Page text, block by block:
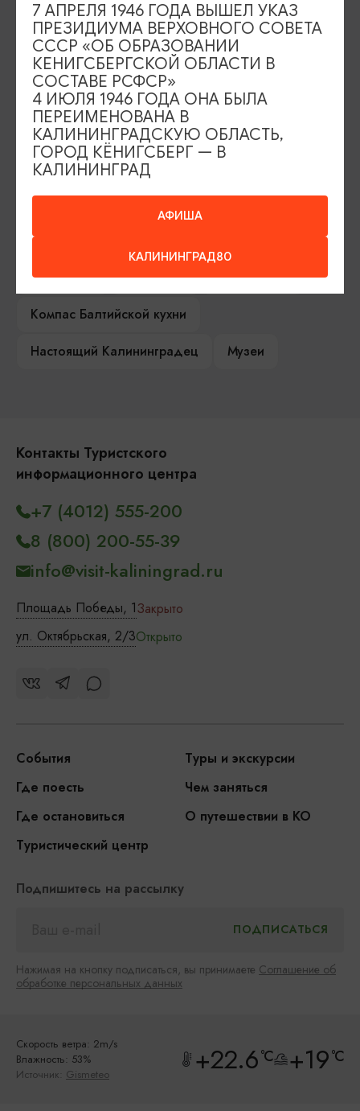
ИЩИТЕ ТАКЖЕ НА НАШЕМ САЙТЕ
Серебряное ожерелье
Электронная виза
Туры и экскурсии
Афиша мероприятий
Сувениры
Гостевая книга
Гиды и экскурсоводы
Достопримечательности
Рестораны
Гостиницы
Как доехать
Компас Балтийской кухни
Настоящий Калининградец
Музеи
Контакты Туристского
информационного центра
Площадь Победы, 1Закрыто
ул. Октябрьская, 2/3Открыто
+7 (4012) 555-200
8 (800) 200-55-39
info@visit-kaliningrad.ru
События
Туры и экскурсии
Где поесть
Чем заняться
Где остановиться
О путешествии в КО
Туристический центр
Подпишитесь на рассылку
Нажимая на кнопку подписаться, вы принимаете Соглашение об
обработке персональных данных
Скорость ветра: 2m/s
Влажность: 53%
Источник: Gismeteo +22.6°C +19°C
АФИША
КАЛИНИНГРАД80
7 АПРЕЛЯ 1946 ГОДА ВЫШЕЛ УКАЗ
ПРЕЗИДИУМА ВЕРХОВНОГО СОВЕТА
СССР «ОБ ОБРАЗОВАНИИ
КЕНИГСБЕРГСКОЙ ОБЛАСТИ В
СОСТАВЕ РСФСР»
4 ИЮЛЯ 1946 ГОДА ОНА БЫЛА
ПЕРЕИМЕНОВАНА В
КАЛИНИНГРАДСКУЮ ОБЛАСТЬ,
ГОРОД КЁНИГСБЕРГ — В
КАЛИНИНГРАД